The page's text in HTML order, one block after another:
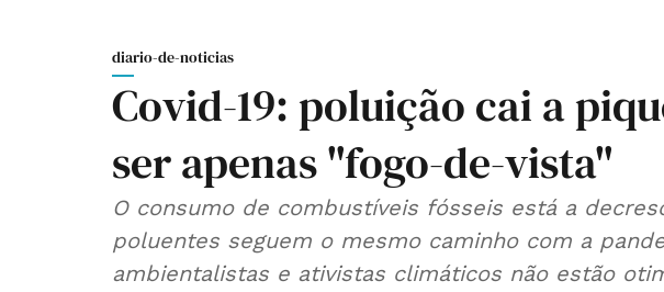
diario-de-noticias
Covid-19: poluição cai a
ser apenas "fogo-de-vista"
O consumo de combustíveis fósseis está a
poluentes seguem o mesmo caminho com a
ambientalistas e ativistas climáticos não estão